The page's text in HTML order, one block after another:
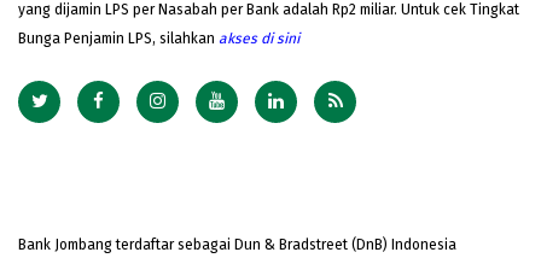
yang dijamin LPS per Nasabah per Bank adalah Rp2 miliar. Untuk cek Tingkat
Bunga Penjamin LPS, silahkan akses di sini
Bank Jombang terdaftar sebagai Dun & Bradstreet (DnB) Indonesia